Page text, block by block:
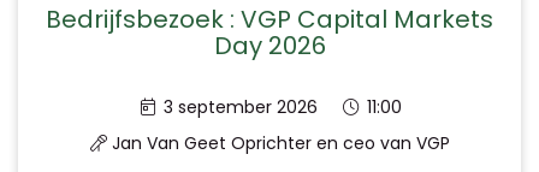
Bedrijfsbezoek : VGP Capital Markets
Day 2026
Datum:
3 september 2026 Tijd:
11:00
Jan Van Geet Oprichter en ceo van VGP